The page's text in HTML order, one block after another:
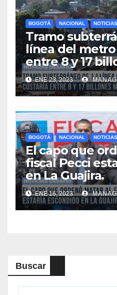
BOGOTÁ NACIONAL NOTICIAS
Tramo
línea del
entre 8 y 17
ENE 23, 2023
BOGOTÁ NACIONAL NOTICIAS
El capo que
fiscal Pecci
en La Guajira.
ENE 16, 2023
Buscar